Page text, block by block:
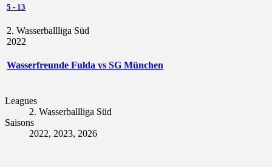
5 - 13
2. Wasserballliga Süd
2022
Wasserfreunde Fulda vs SG München
Leagues
2. Wasserballliga Süd
Saisons
2022, 2023, 2026